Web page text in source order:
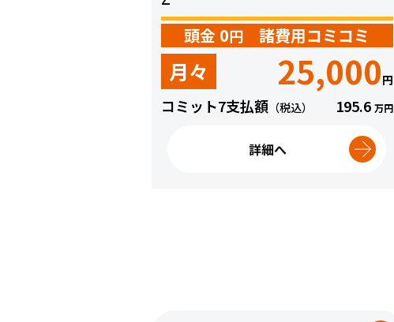
頭金 0円 諸費用コミコミ
月々 25,000円
コミット7支払額 （税込） 195.6 万円
詳細へ